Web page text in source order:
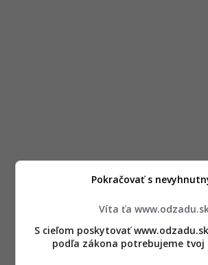
Víta ťa
S cieľom poskytovať
podľa zákona potrebujeme tvoj
Pokračovať s